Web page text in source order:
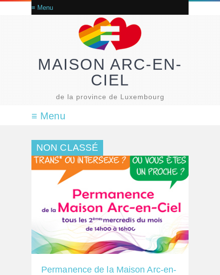
MAISON ARC-EN-
CIEL
de la province de Luxembourg
NON CLASSÉ
Permanence de la Maison Arc-en-